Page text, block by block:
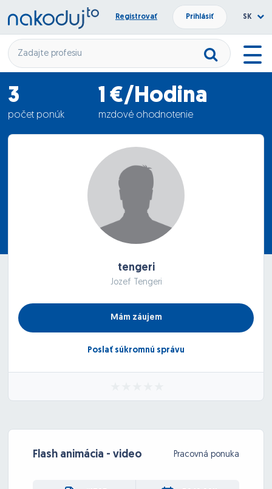
Registrovať Prihlásiť SK
3
počet ponúk
1 €/Hodina
mzdové ohodnotenie
30.01.2012
tengeri
Jozef Tengeri
Mám záujem
Poslať súkromnú správu
Flash animácia - video Pracovná ponuka